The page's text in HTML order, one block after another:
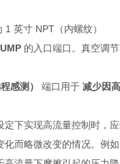
英寸 NPT（内螺纹）
的入口端口。真空调
感测） 端口用于 减少因
下实现高流量控制时，应
而略微改变的情况。例